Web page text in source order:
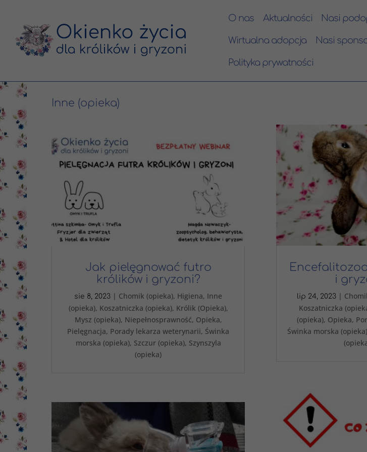
O nas Aktualności Nasi
Wirtualna adopcja Nasi
Polityka prywatności
Inne (opieka)
Jak pielęgnować futro
królików i gryzoni?
sie 8, 2023 | Chomik (opieka), Higiena, Inne
(opieka), Koszatniczka (opieka), Królik (Opieka),
Mysz (opieka), Niepełnosprawność, Opieka,
Pielęgnacja, Porady lekarza weterynarii, Świnka
morska (opieka), Szczur (opieka), Szynszyla
(opieka)
i
lip 24, 2023 |
Koszatniczka
(opieka), Opieka,
Świnka morska (opieka)